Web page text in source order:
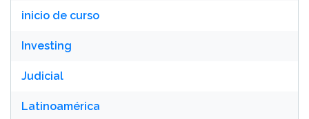
inicio de curso
Investing
Judicial
Latinoamérica